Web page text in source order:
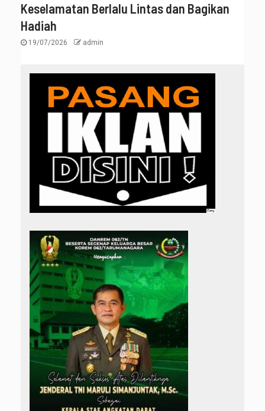
Keselamatan Berlalu Lintas dan Bagikan
Hadiah
19/07/2026 admin